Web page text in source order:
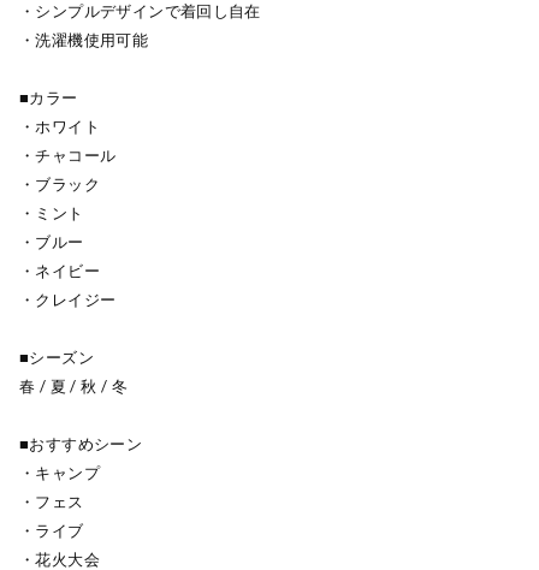
・シンプルデザインで着回し自在
・洗濯機使用可能
■カラー
・ホワイト
・チャコール
・ブラック
・ミント
・ブルー
・ネイビー
・クレイジー
■シーズン
春 / 夏 / 秋 / 冬
■おすすめシーン
・キャンプ
・フェス
・ライブ
・花火大会